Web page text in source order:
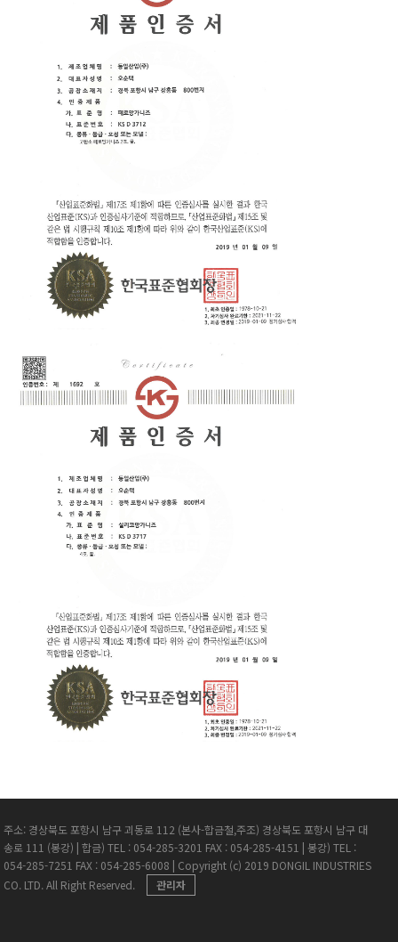
주소: 경상북도 포항시 남구 괴동로 112 (본사-합금철,주조) 경상북도 포항시 남구 대
송로 111 (봉강) |합금) TEL : 054-285-3201 FAX : 054-285-4151 |봉강) TEL :
054-285-7251 FAX : 054-285-6008 | Copyright (c) 2019 DONGIL INDUSTRIES
CO. LTD. All Right Reserved.
관리자